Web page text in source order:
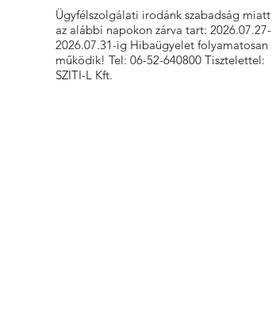
Ügyfélszolgálati irodánk szabadság miatt
az alábbi napokon zárva tart: 2026.07.27-
2026.07.31-ig Hibaügyelet folyamatosan
működik! Tel: 06-52-640800 Tisztelettel:
SZITI-L Kft.